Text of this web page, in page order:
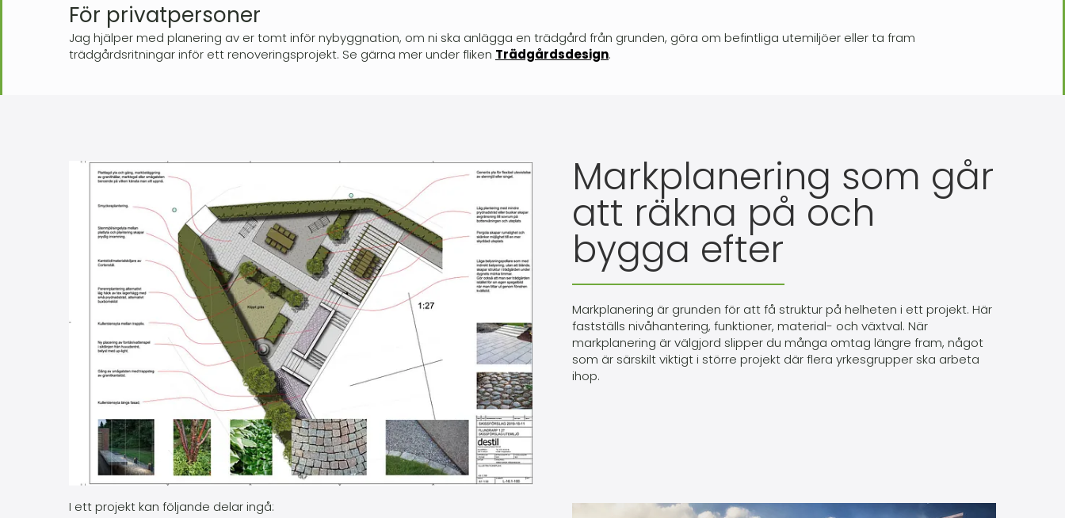
För privatpersoner
Jag hjälper med planering av er tomt inför nybyggnation, om ni ska anlägga en trädgård från grunden, göra om befintliga utemiljöer eller ta fram
trädgårdsritningar inför ett renoveringsprojekt. Se gärna mer under fliken Trädgårdsdesign.
I ett projekt kan följande delar ingå:
Markplanering som går
att räkna på och
bygga efter
Markplanering är grunden för att få struktur på helheten i ett projekt. Här
fastställs nivåhantering, funktioner, material- och växtval. När
markplanering är välgjord slipper du många omtag längre fram, något
som är särskilt viktigt i större projekt där flera yrkesgrupper ska arbeta
ihop.